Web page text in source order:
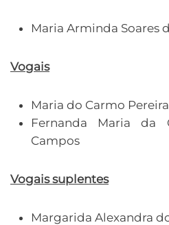
Maria Arminda Soares
Vogais
Maria do Carmo
Fernanda Maria da
Campos
Vogais suplentes
Margarida Alexandra